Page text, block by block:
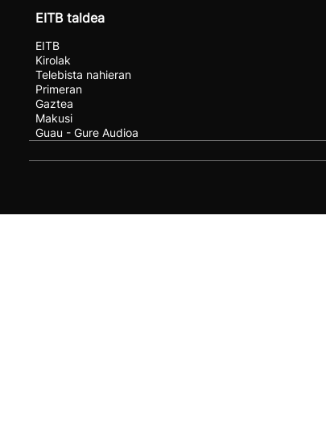
EITB taldea
EITB
Kirolak
Telebista nahieran
Primeran
Gaztea
Makusi
Guau - Gure Audioa